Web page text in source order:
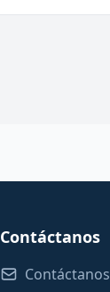
Contáctanos
Contáctanos